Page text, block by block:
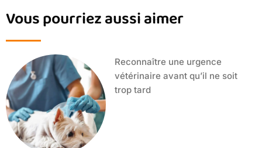
Vous pourriez aussi aimer
Reconnaître une urgence
vétérinaire avant qu’il ne soit
trop tard